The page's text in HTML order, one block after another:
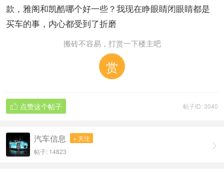
款，雅阁和凯酷哪个好一些？我现在睁眼睛闭眼睛都是
买车的事，内心都受到了折磨
搬砖不容易，打赏一下楼主吧
赏
帖子ID: 3040
 点赞这个帖子

汽车信息
+ 关注
帖子: 14823